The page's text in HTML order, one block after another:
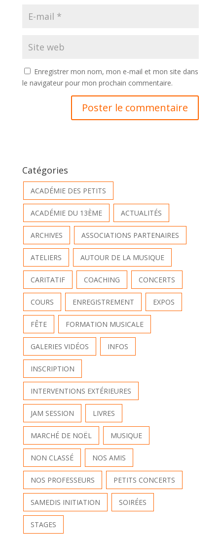
Enregistrer mon nom, mon e-mail et mon site dans
le navigateur pour mon prochain commentaire.
Catégories
ACADÉMIE DES PETITS
ACADÉMIE DU 13ÈME ACTUALITÉS
ARCHIVES ASSOCIATIONS PARTENAIRES
ATELIERS AUTOUR DE LA MUSIQUE
CARITATIF COACHING CONCERTS
COURS ENREGISTREMENT EXPOS
FÊTE FORMATION MUSICALE
GALERIES VIDÉOS INFOS
INSCRIPTION
INTERVENTIONS EXTÉRIEURES
JAM SESSION LIVRES
MARCHÉ DE NOËL MUSIQUE
NON CLASSÉ NOS AMIS
NOS PROFESSEURS PETITS CONCERTS
SAMEDIS INITIATION SOIRÉES
STAGES